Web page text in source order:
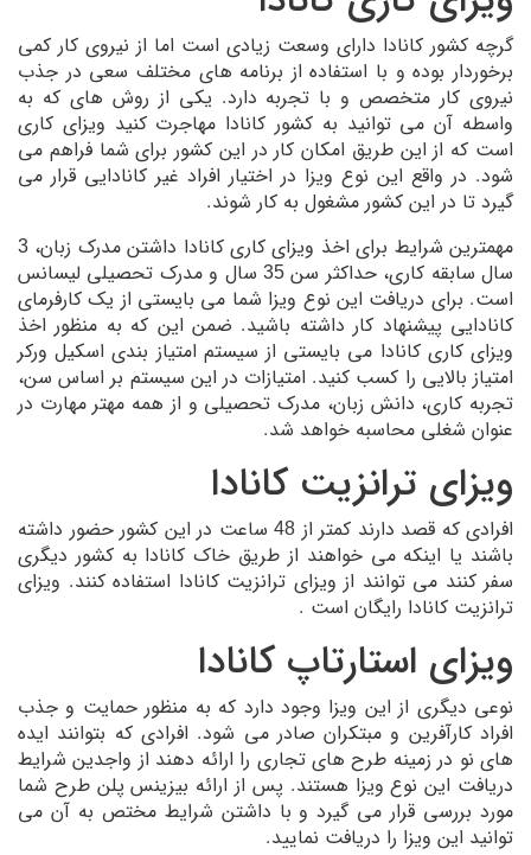
گرچه کشور کانادا دارای وسعت زیادی است اما از نیروی کار کمی
برخوردار بوده و با استفاده از برنامه های مختلف سعی در جذب
نیروی کار متخصص و با تجربه دارد. یکی از روش های که به
واسطه آن می توانید به کشور کانادا مهاجرت کنید ویزای کاری
است که از این طریق امکان کار در این کشور برای شما فراهم می
شود. در واقع این نوع ویزا در اختیار افراد غیر کانادایی قرار می
گیرد تا در این کشور مشغول به کار شوند.
مهمترین شرایط برای اخذ ویزای کاری کانادا داشتن مدرک زبان، 3
سال سابقه کاری، حداکثر سن 35 سال و مدرک تحصیلی لیسانس
است. برای دریافت این نوع ویزا شما می بایستی از یک کارفرمای
کانادایی پیشنهاد کار داشته باشید. ضمن این که به منظور اخذ
ویزای کاری کانادا می بایستی از سیستم امتیاز بندی اسکیل ورکر
امتیاز بالایی را کسب کنید. امتیازات در این سیستم بر اساس سن،
تجربه کاری، دانش زبان، مدرک تحصیلی و از همه مهتر مهارت در
عنوان شغلی محاسبه خواهد شد.
ویزای ترانزیت کانادا
افرادی که قصد دارند کمتر از 48 ساعت در این کشور حضور داشته
باشند یا اینکه می خواهند از طریق خاک کانادا به کشور دیگری
سفر کنند می توانند از ویزای ترانزیت کانادا استفاده کنند. ویزای
ترانزیت کانادا رایگان است .
ویزای استارتاپ کانادا
نوعی دیگری از این ویزا وجود دارد که به منظور حمایت و جذب
افراد کارآفرین و مبتکران صادر می شود. افرادی که بتوانند ایده
های نو در زمینه طرح های تجاری را ارائه دهند از واجدین شرایط
دریافت این نوع ویزا هستند. پس از ارائه بیزینس پلن طرح شما
مورد بررسی قرار می گیرد و با داشتن شرایط مختص به آن می
توانید این ویزا را دریافت نمایید.